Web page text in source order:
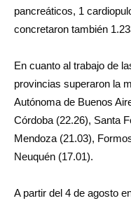
pancreáticos, 1
concretaron también
En cuanto al trabajo de
provincias superaron la
Autónoma de Buenos
Córdoba (22.26), Santa
Mendoza (21.03),
Neuquén (17.01).
A partir del 4 de agosto